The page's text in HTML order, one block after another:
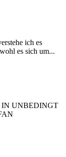
ich es
es sich um...
IN UNBEDINGT